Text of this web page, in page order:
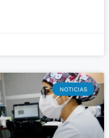
NOTICIAS